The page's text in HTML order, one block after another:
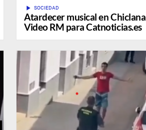
play_arrow SOCIEDAD
Atardecer musical en Chiclana
Video RM para Catnoticias.es